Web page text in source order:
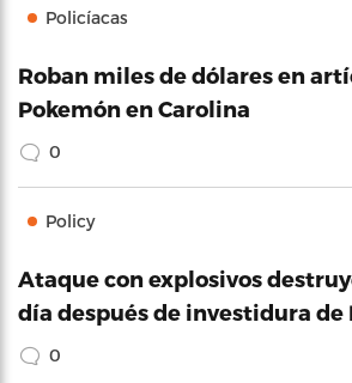
Policíacas
Roban miles de dólares en
Pokemón en Carolina
0
Policy
Ataque con explosivos
día después de investidura de
0